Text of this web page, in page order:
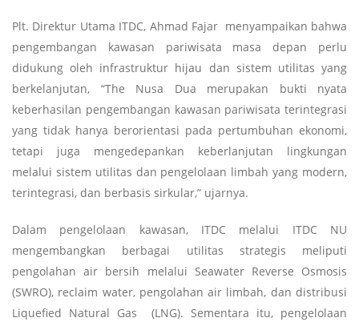
Plt. Direktur Utama ITDC, Ahmad Fajar menyampaikan bahwa
pengembangan kawasan pariwisata masa depan perlu
didukung oleh infrastruktur hijau dan sistem utilitas yang
berkelanjutan, “The Nusa Dua merupakan bukti nyata
keberhasilan pengembangan kawasan pariwisata terintegrasi
yang tidak hanya berorientasi pada pertumbuhan ekonomi,
tetapi juga mengedepankan keberlanjutan lingkungan
melalui sistem utilitas dan pengelolaan limbah yang modern,
terintegrasi, dan berbasis sirkular,” ujarnya.
Dalam pengelolaan kawasan, ITDC melalui ITDC NU
mengembangkan berbagai utilitas strategis meliputi
pengolahan air bersih melalui Seawater Reverse Osmosis
(SWRO), reclaim water, pengolahan air limbah, dan distribusi
Liquefied Natural Gas (LNG). Sementara itu, pengelolaan